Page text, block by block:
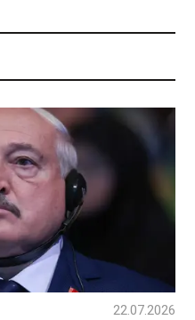
22.07.2026